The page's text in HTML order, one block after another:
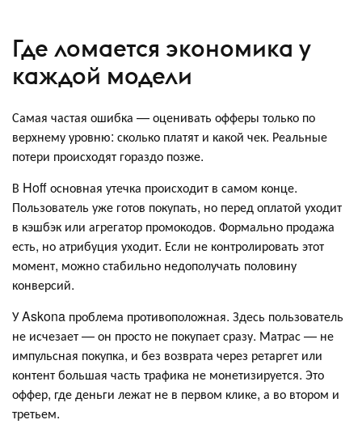
Где ломается экономика у
каждой модели
Самая частая ошибка — оценивать офферы только по
верхнему уровню: сколько платят и какой чек. Реальные
потери происходят гораздо позже.
В Hoff основная утечка происходит в самом конце.
Пользователь уже готов покупать, но перед оплатой уходит
в кэшбэк или агрегатор промокодов. Формально продажа
есть, но атрибуция уходит. Если не контролировать этот
момент, можно стабильно недополучать половину
конверсий.
У Askona проблема противоположная. Здесь пользователь
не исчезает — он просто не покупает сразу. Матрас — не
импульсная покупка, и без возврата через ретаргет или
контент большая часть трафика не монетизируется. Это
оффер, где деньги лежат не в первом клике, а во втором и
третьем.